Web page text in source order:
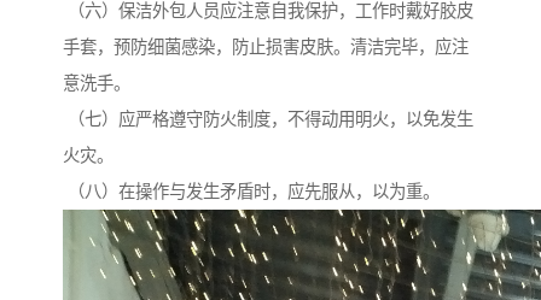
（六）保洁外包人员应注意自我保护，工作时戴好胶皮
手套，预防细菌感染，防止损害皮肤。清洁完毕，应注
意洗手。
（七）应严格遵守防火制度，不得动用明火，以免发生
火灾。
（八）在操作与发生矛盾时，应先服从，以为重。